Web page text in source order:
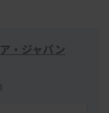
・ジャパン